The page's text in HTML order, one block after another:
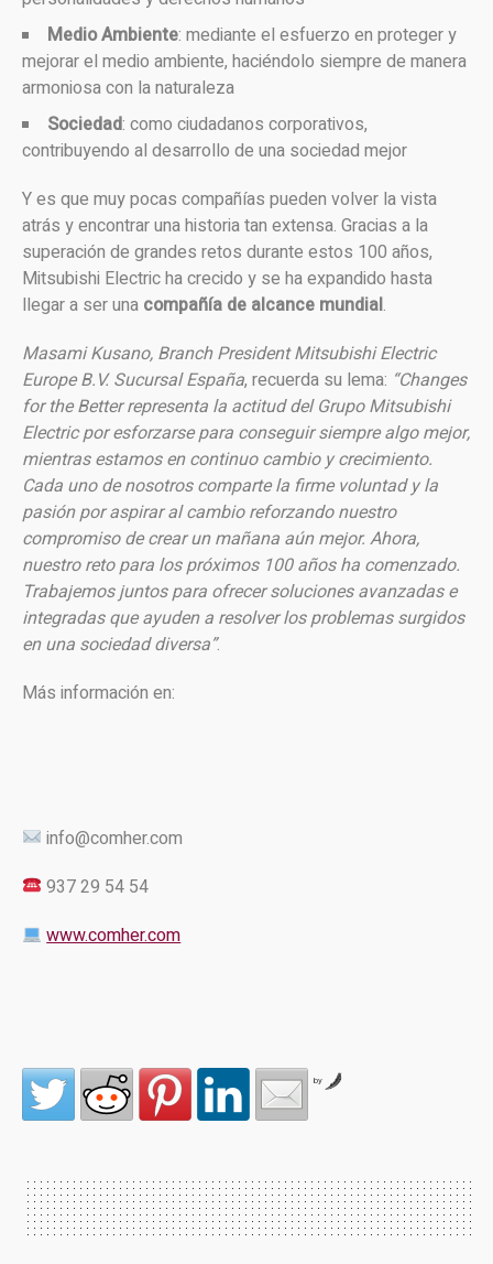
Medio Ambiente: mediante el esfuerzo en proteger y
mejorar el medio ambiente, haciéndolo siempre de manera
armoniosa con la naturaleza
Sociedad: como ciudadanos corporativos,
contribuyendo al desarrollo de una sociedad mejor
Y es que muy pocas compañías pueden volver la vista
atrás y encontrar una historia tan extensa. Gracias a la
superación de grandes retos durante estos 100 años,
Mitsubishi Electric ha crecido y se ha expandido hasta
llegar a ser una compañía de alcance mundial.
Masami Kusano, Branch President Mitsubishi Electric
Europe B.V. Sucursal España, recuerda su lema: “Changes
for the Better representa la actitud del Grupo Mitsubishi
Electric por esforzarse para conseguir siempre algo mejor,
mientras estamos en continuo cambio y crecimiento.
Cada uno de nosotros comparte la firme voluntad y la
pasión por aspirar al cambio reforzando nuestro
compromiso de crear un mañana aún mejor. Ahora,
nuestro reto para los próximos 100 años ha comenzado.
Trabajemos juntos para ofrecer soluciones avanzadas e
integradas que ayuden a resolver los problemas surgidos
en una sociedad diversa”.
Más información en:
info@comher.com
937 29 54 54
www.comher.com
by